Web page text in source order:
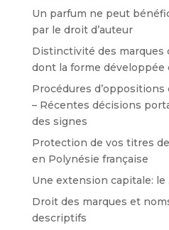
Un parfum ne peut
par le droit d’auteur
Distinctivité des marques
dont la forme développée
Procédures d’oppositions
– Récentes décisions
des signes
Protection de vos titres
en Polynésie française
Une extension capitale: le
Droit des marques et
descriptifs